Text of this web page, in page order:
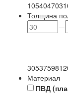
105404703
Толщина
—
30537598
Материал
ПВД